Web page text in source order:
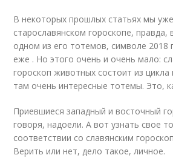
В некоторых прошлых статьях мы
старославянском гороскопе, правда,
одном из его тотемов, символе 2018
еже . Но этого очень и очень мало:
гороскоп животных состоит из цикла
там очень интересные тотемы. Это,
Приевшиеся западный и восточный
говоря, надоели. А вот узнать свое
соответствии со славянским
Верить или нет, дело такое, личное.